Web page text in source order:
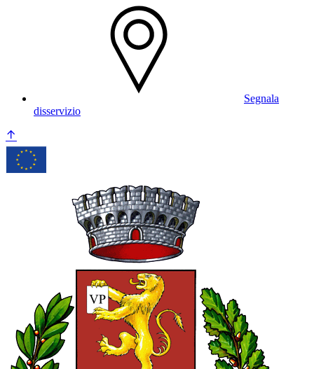
Segnala
disservizio